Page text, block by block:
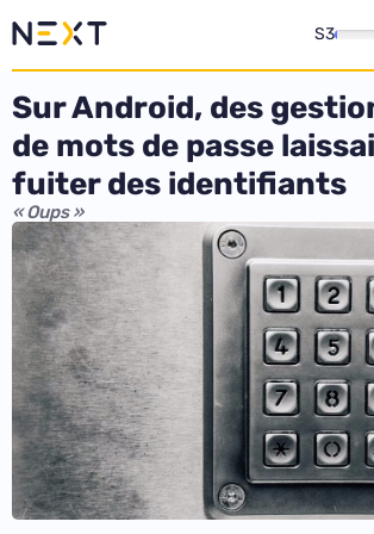
S3
Sur Android, des
de mots de passe
fuiter des identifiants
« Oups »